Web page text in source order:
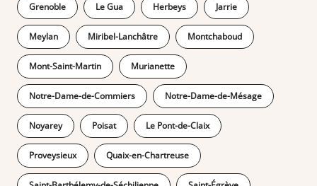
Grenoble Le Gua Herbeys Jarrie
Meylan Miribel-Lanchâtre Montchaboud
Mont-Saint-Martin Murianette
Notre-Dame-de-Commiers Notre-Dame-de-Mésage
Noyarey Poisat Le Pont-de-Claix
Proveysieux Quaix-en-Chartreuse